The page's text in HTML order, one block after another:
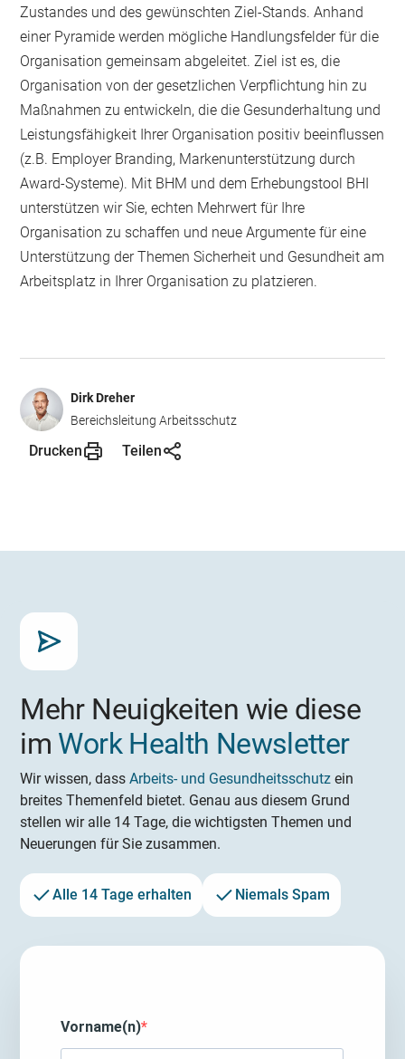
Zustandes und des gewünschten Ziel-Stands. Anhand
einer Pyramide werden mögliche Handlungsfelder für die
Organisation gemeinsam abgeleitet. Ziel ist es, die
Organisation von der gesetzlichen Verpflichtung hin zu
Maßnahmen zu entwickeln, die die Gesunderhaltung und
Leistungsfähigkeit Ihrer Organisation positiv beeinflussen
(z.B. Employer Branding, Markenunterstützung durch
Award-Systeme). Mit BHM und dem Erhebungstool BHI
unterstützen wir Sie, echten Mehrwert für Ihre
Organisation zu schaffen und neue Argumente für eine
Unterstützung der Themen Sicherheit und Gesundheit am
Arbeitsplatz in Ihrer Organisation zu platzieren.
Dirk Dreher
Bereichsleitung Arbeitsschutz
Drucken Teilen
Mehr Neuigkeiten wie diese
im Work Health Newsletter
Wir wissen, dassArbeits- und Gesundheitsschutz ein
breites Themenfeld bietet. Genau aus diesem Grund
stellen wir alle 14 Tage, die wichtigsten Themen und
Neuerungen für Sie zusammen.
Alle 14 Tage erhalten Niemals Spam